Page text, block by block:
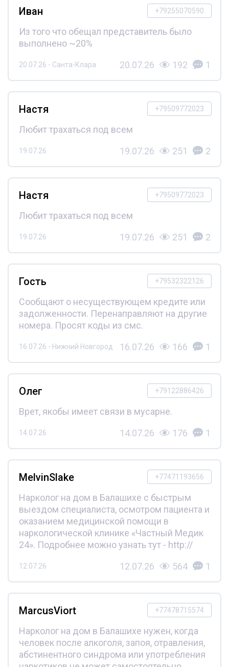
+79255070590
Иван
Из того что обещал представитель было
выполнено ~20%
20.07.26 - Санта-Клара 20.07.26 192 1
+79509772023
Настя
Любит трахаться под всем
19.07.26 19.07.26 251 2
+79509772023
Настя
Любит трахаться под всем
19.07.26 19.07.26 251 2
+79532322126
Гость
Сообщают о несуществующем кредите или
задолженности. Перенаправляют на другие
номера. Просят коды из смс.
16.07.26 - Нижний Новгород 16.07.26 166 1
+79122886426
Олег
Врет, якобы имеет связи в мусарне.
14.07.26 14.07.26 176 1
+77471193656
MelvinSlake
Нарколог на дом в Балашихе с быстрым
выездом специалиста, осмотром пациента и
оказанием медицинской помощи в
наркологической клинике «Частный Медик
24». Подробнее можно узнать тут - http://
12.07.26 12.07.26 564 1
+77478715574
MarcusViort
Нарколог на дом в Балашихе нужен, когда
человек после алкоголя, запоя, отравления,
абстинентного синдрома или употребления